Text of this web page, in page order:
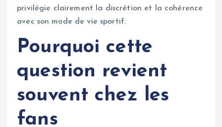
privilégie clairement la discrétion et la cohérence
avec son mode de vie sportif.
Pourquoi cette
question revient
souvent chez les
fans